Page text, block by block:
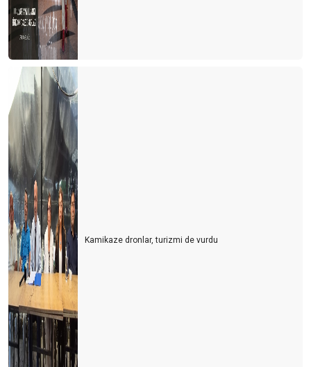
Kamikaze dronlar, turizmi de vurdu